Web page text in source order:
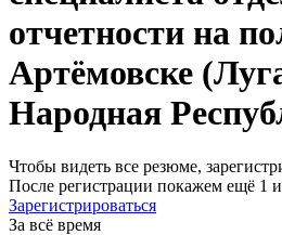
отчетности на
Артёмовске
Народная
Чтобы видеть все резюме,
После регистрации покажем ещё 1
Зарегистрироваться
За всё время